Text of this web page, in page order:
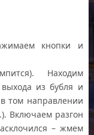
кнопки и
Находим
из бубля и
том направлении
Включаем разгон
– жмем